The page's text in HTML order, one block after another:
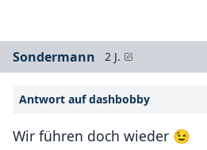
Sondermann 2 J.
Antwort auf dashbobby
Wir führen doch wieder 😉